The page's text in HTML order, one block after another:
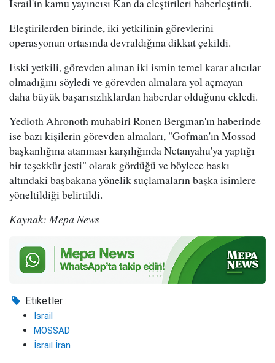
İsrail'in kamu yayıncısı Kan da eleştirileri haberleştirdi.
Eleştirilerden birinde, iki yetkilinin görevlerini
operasyonun ortasında devraldığına dikkat çekildi.
Eski yetkili, görevden alınan iki ismin temel karar alıcılar
olmadığını söyledi ve görevden almalara yol açmayan
daha büyük başarısızlıklardan haberdar olduğunu ekledi.
Yedioth Ahronoth muhabiri Ronen Bergman'ın haberinde
ise bazı kişilerin görevden almaları, "Gofman'ın Mossad
başkanlığına atanması karşılığında Netanyahu'ya yaptığı
bir teşekkür jesti" olarak gördüğü ve böylece baskı
altındaki başbakana yönelik suçlamaların başka isimlere
yöneltildiği belirtildi.
Kaynak: Mepa News
Etiketler :
İsrail
MOSSAD
İsrail İran